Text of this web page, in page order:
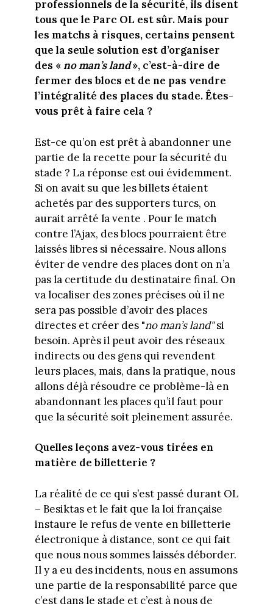
professionnels de la sécurité, ils disent
tous que le Parc OL est sûr. Mais pour
les matchs à risques, certains pensent
que la seule solution est d’organiser
des « no man’s land», c’est-à-dire de
fermer des blocs et de ne pas vendre
l’intégralité des places du stade. Êtes-
vous prêt à faire cela ?
Est-ce qu’on est prêt à abandonner une
partie de la recette pour la sécurité du
stade ? La réponse est oui évidemment.
Si on avait su que les billets étaient
achetés par des supporters turcs, on
aurait arrêté la vente . Pour le match
contre l’Ajax, des blocs pourraient être
laissés libres si nécessaire. Nous allons
éviter de vendre des places dont on n’a
pas la certitude du destinataire final. On
va localiser des zones précises où il ne
sera pas possible d’avoir des places
directes et créer des "no man’s land"si
besoin. Après il peut avoir des réseaux
indirects ou des gens qui revendent
leurs places, mais, dans la pratique, nous
allons déjà résoudre ce problème-là en
abandonnant les places qu’il faut pour
que la sécurité soit pleinement assurée.
Quelles leçons avez-vous tirées en
matière de billetterie ?
La réalité de ce qui s’est passé durant OL
– Besiktas et le fait que la loi française
instaure le refus de vente en billetterie
électronique à distance, sont ce qui fait
que nous nous sommes laissés déborder.
Il y a eu des incidents, nous en assumons
une partie de la responsabilité parce que
c’est dans le stade et c’est à nous de